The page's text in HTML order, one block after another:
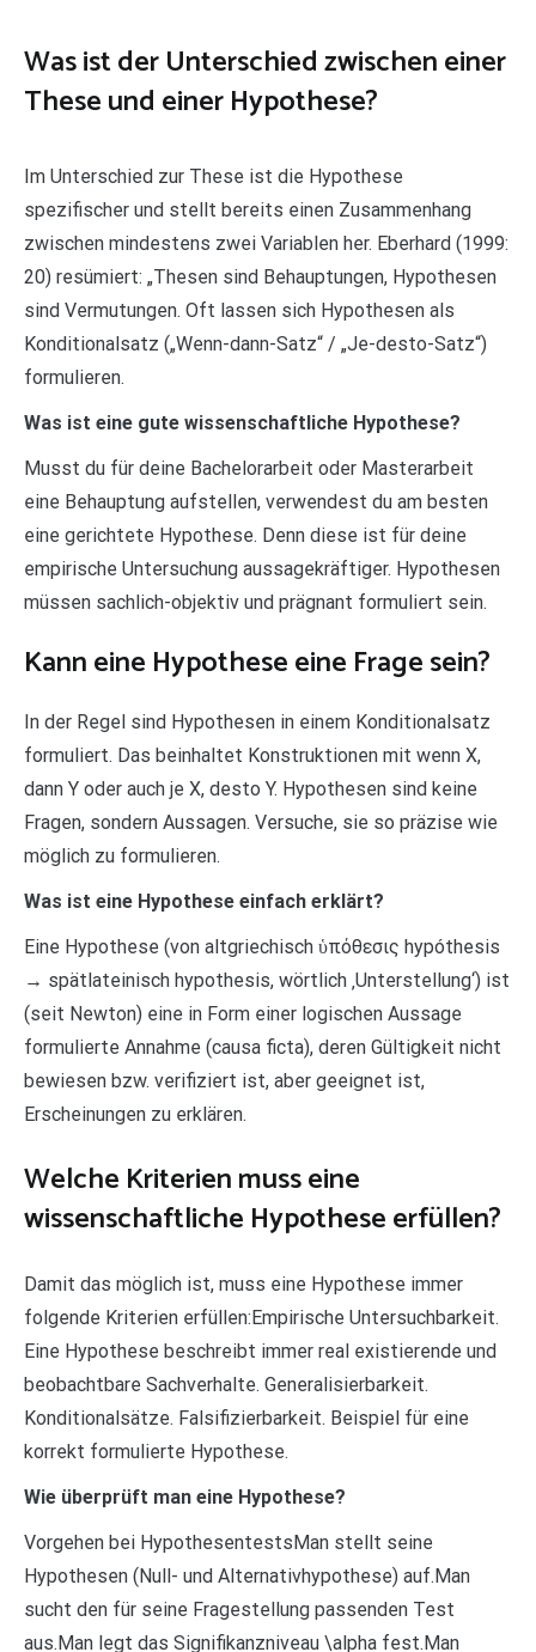
Was ist der Unterschied zwischen einer
These und einer Hypothese?
Im Unterschied zur These ist die Hypothese
spezifischer und stellt bereits einen Zusammenhang
zwischen mindestens zwei Variablen her. Eberhard (1999:
20) resümiert: „Thesen sind Behauptungen, Hypothesen
sind Vermutungen. Oft lassen sich Hypothesen als
Konditionalsatz („Wenn-dann-Satz“ / „Je-desto-Satz“)
formulieren.
Was ist eine gute wissenschaftliche Hypothese?
Musst du für deine Bachelorarbeit oder Masterarbeit
eine Behauptung aufstellen, verwendest du am besten
eine gerichtete Hypothese. Denn diese ist für deine
empirische Untersuchung aussagekräftiger. Hypothesen
müssen sachlich-objektiv und prägnant formuliert sein.
Kann eine Hypothese eine Frage sein?
In der Regel sind Hypothesen in einem Konditionalsatz
formuliert. Das beinhaltet Konstruktionen mit wenn X,
dann Y oder auch je X, desto Y. Hypothesen sind keine
Fragen, sondern Aussagen. Versuche, sie so präzise wie
möglich zu formulieren.
Was ist eine Hypothese einfach erklärt?
Eine Hypothese (von altgriechisch ὑπόθεσις hypóthesis
→ spätlateinisch hypothesis, wörtlich ‚Unterstellung‘) ist
(seit Newton) eine in Form einer logischen Aussage
formulierte Annahme (causa ficta), deren Gültigkeit nicht
bewiesen bzw. verifiziert ist, aber geeignet ist,
Erscheinungen zu erklären.
Welche Kriterien muss eine
wissenschaftliche Hypothese erfüllen?
Damit das möglich ist, muss eine Hypothese immer
folgende Kriterien erfüllen:Empirische Untersuchbarkeit.
Eine Hypothese beschreibt immer real existierende und
beobachtbare Sachverhalte. Generalisierbarkeit.
Konditionalsätze. Falsifizierbarkeit. Beispiel für eine
korrekt formulierte Hypothese.
Wie überprüft man eine Hypothese?
Vorgehen bei HypothesentestsMan stellt seine
Hypothesen (Null- und Alternativhypothese) auf.Man
sucht den für seine Fragestellung passenden Test
aus.Man legt das Signifikanzniveau \alpha fest.Man